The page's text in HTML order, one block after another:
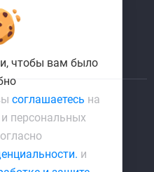
чтобы вам было
соглашаетесь на
персональных
и